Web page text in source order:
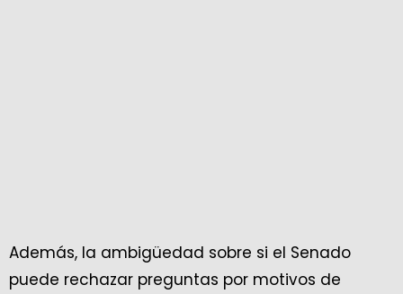
Además, la ambigüedad sobre si el Senado
puede rechazar preguntas por motivos de